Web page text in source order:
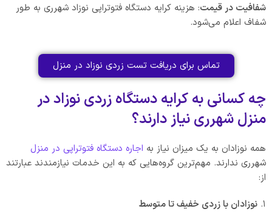
شفافیت در قیمت: هزینه کرایه دستگاه فتوتراپی نوزاد شهرری به طور
شفاف اعلام می‌شود.
تماس برای دریافت تست زردی نوزاد در منزل
چه کسانی به کرایه دستگاه زردی نوزاد در
منزل شهرری نیاز دارند؟
همه نوزادان به یک میزان نیاز به اجاره دستگاه فتوتراپی در منزل
شهرری ندارند. مهم‌ترین گروه‌هایی که به این خدمات نیازمندند عبارتند
از:
۱. نوزادان با زردی خفیف تا متوسط